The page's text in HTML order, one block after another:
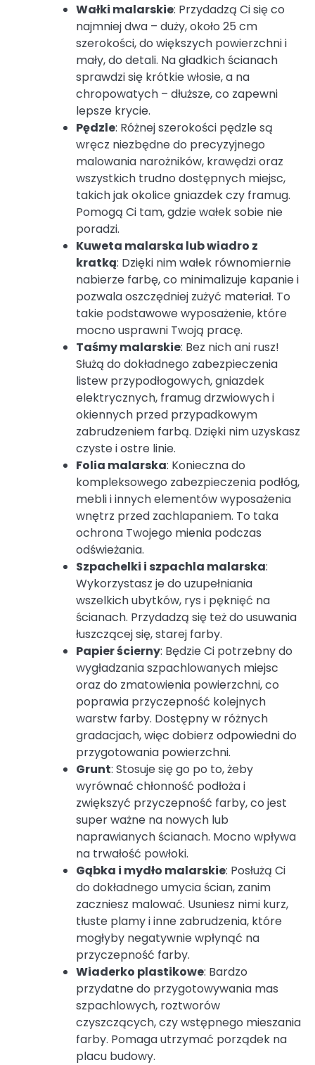
Wałki malarskie: Przydadzą Ci się co
najmniej dwa – duży, około 25 cm
szerokości, do większych powierzchni i
mały, do detali. Na gładkich ścianach
sprawdzi się krótkie włosie, a na
chropowatych – dłuższe, co zapewni
lepsze krycie.
Pędzle: Różnej szerokości pędzle są
wręcz niezbędne do precyzyjnego
malowania narożników, krawędzi oraz
wszystkich trudno dostępnych miejsc,
takich jak okolice gniazdek czy framug.
Pomogą Ci tam, gdzie wałek sobie nie
poradzi.
Kuweta malarska lub wiadro z
kratką: Dzięki nim wałek równomiernie
nabierze farbę, co minimalizuje kapanie i
pozwala oszczędniej zużyć materiał. To
takie podstawowe wyposażenie, które
mocno usprawni Twoją pracę.
Taśmy malarskie: Bez nich ani rusz!
Służą do dokładnego zabezpieczenia
listew przypodłogowych, gniazdek
elektrycznych, framug drzwiowych i
okiennych przed przypadkowym
zabrudzeniem farbą. Dzięki nim uzyskasz
czyste i ostre linie.
Folia malarska: Konieczna do
kompleksowego zabezpieczenia podłóg,
mebli i innych elementów wyposażenia
wnętrz przed zachlapaniem. To taka
ochrona Twojego mienia podczas
odświeżania.
Szpachelki i szpachla malarska:
Wykorzystasz je do uzupełniania
wszelkich ubytków, rys i pęknięć na
ścianach. Przydadzą się też do usuwania
łuszczącej się, starej farby.
Papier ścierny: Będzie Ci potrzebny do
wygładzania szpachlowanych miejsc
oraz do zmatowienia powierzchni, co
poprawia przyczepność kolejnych
warstw farby. Dostępny w różnych
gradacjach, więc dobierz odpowiedni do
przygotowania powierzchni.
Grunt: Stosuje się go po to, żeby
wyrównać chłonność podłoża i
zwiększyć przyczepność farby, co jest
super ważne na nowych lub
naprawianych ścianach. Mocno wpływa
na trwałość powłoki.
Gąbka i mydło malarskie: Posłużą Ci
do dokładnego umycia ścian, zanim
zaczniesz malować. Usuniesz nimi kurz,
tłuste plamy i inne zabrudzenia, które
mogłyby negatywnie wpłynąć na
przyczepność farby.
Wiaderko plastikowe: Bardzo
przydatne do przygotowywania mas
szpachlowych, roztworów
czyszczących, czy wstępnego mieszania
farby. Pomaga utrzymać porządek na
placu budowy.